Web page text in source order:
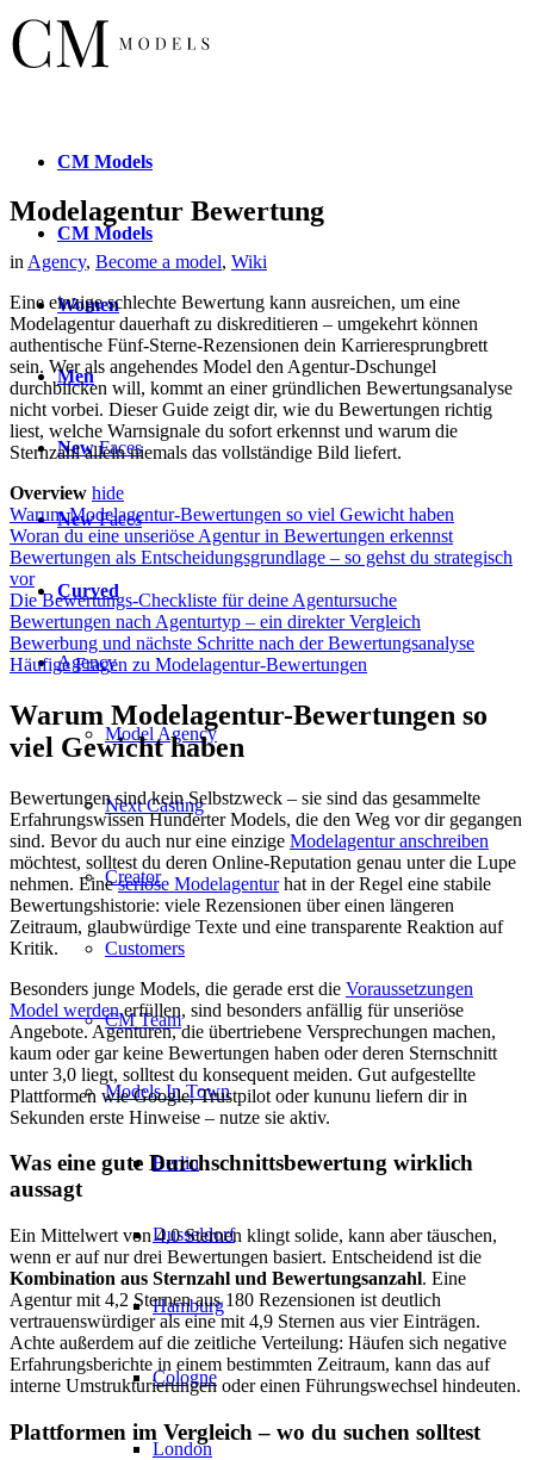
CM Models
CM Models
Women
Men
NewFaces
NewFaces
Curved
Agency
Model Agency
Next Casting
Creator
Customers
CM Team
Models In Town
Berlin
Dusseldorf
Hamburg
Cologne
London
Modelagentur Bewertung
in Agency, Become a model, Wiki
Eine einzige schlechte Bewertung kann ausreichen, um eine
Modelagentur dauerhaft zu diskreditieren – umgekehrt können
authentische Fünf-Sterne-Rezensionen dein Karrieresprungbrett
sein. Wer als angehendes Model den Agentur-Dschungel
durchblicken will, kommt an einer gründlichen Bewertungsanalyse
nicht vorbei. Dieser Guide zeigt dir, wie du Bewertungen richtig
liest, welche Warnsignale du sofort erkennst und warum die
Sternzahl allein niemals das vollständige Bild liefert.
Overview hide
Warum Modelagentur-Bewertungen so viel Gewicht haben
Woran du eine unseriöse Agentur in Bewertungen erkennst
Bewertungen als Entscheidungsgrundlage – so gehst du strategisch
vor
Die Bewertungs-Checkliste für deine Agentursuche
Bewertungen nach Agenturtyp – ein direkter Vergleich
Bewerbung und nächste Schritte nach der Bewertungsanalyse
Häufige Fragen zu Modelagentur-Bewertungen
Warum Modelagentur-Bewertungen so
viel Gewicht haben
Bewertungen sind kein Selbstzweck – sie sind das gesammelte
Erfahrungswissen Hunderter Models, die den Weg vor dir gegangen
sind. Bevor du auch nur eine einzige Modelagentur anschreiben
möchtest, solltest du deren Online-Reputation genau unter die Lupe
nehmen. Eineseriöse Modelagenturhat in der Regel eine stabile
Bewertungshistorie: viele Rezensionen über einen längeren
Zeitraum, glaubwürdige Texte und eine transparente Reaktion auf
Kritik.
Besonders junge Models, die gerade erst die Voraussetzungen
Model werdenerfüllen, sind besonders anfällig für unseriöse
Angebote. Agenturen, die übertriebene Versprechungen machen,
kaum oder gar keine Bewertungen haben oder deren Sternschnitt
unter 3,0 liegt, solltest du konsequent meiden. Gut aufgestellte
Plattformen wie Google, Trustpilot oder kununu liefern dir in
Sekunden erste Hinweise – nutze sie aktiv.
Was eine gute Durchschnittsbewertung wirklich
aussagt
Ein Mittelwert von 4,0 Sternen klingt solide, kann aber täuschen,
wenn er auf nur drei Bewertungen basiert. Entscheidend ist die
Kombination aus Sternzahl und Bewertungsanzahl. Eine
Agentur mit 4,2 Sternen aus 180 Rezensionen ist deutlich
vertrauenswürdiger als eine mit 4,9 Sternen aus vier Einträgen.
Achte außerdem auf die zeitliche Verteilung: Häufen sich negative
Erfahrungsberichte in einem bestimmten Zeitraum, kann das auf
interne Umstrukturierungen oder einen Führungswechsel hindeuten.
Plattformen im Vergleich – wo du suchen solltest